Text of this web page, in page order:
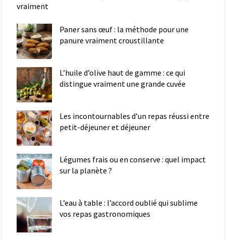
vraiment
Paner sans œuf : la méthode pour une
panure vraiment croustillante
L’huile d’olive haut de gamme : ce qui
distingue vraiment une grande cuvée
Les incontournables d’un repas réussi entre
petit-déjeuner et déjeuner
Légumes frais ou en conserve : quel impact
sur la planète ?
L’eau à table : l’accord oublié qui sublime
vos repas gastronomiques